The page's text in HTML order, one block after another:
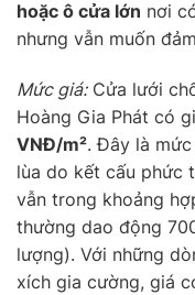
hoặc ô cửa lớn nơi
nhưng vẫn muốn
Mức giá:Cửa lưới
Hoàng Gia Phát có
VNĐ/m². Đây là mức
lùa do kết cấu phức
vẫn trong khoảng
thường dao động
lượng). Với những
xích gia cường, giá